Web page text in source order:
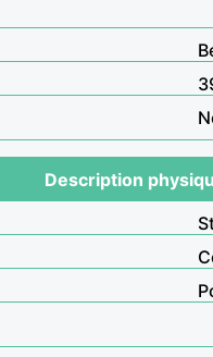
Description